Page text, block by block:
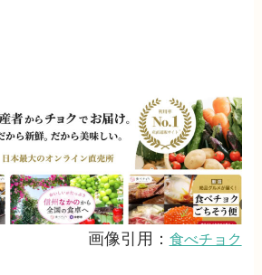
画像引用： 食べチョク